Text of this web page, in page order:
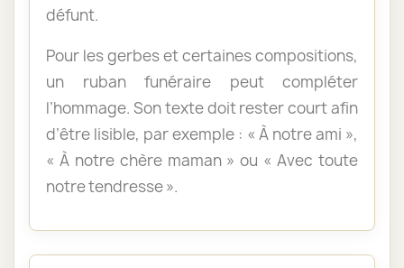
défunt.
Pour les gerbes et certaines compositions,
un ruban funéraire peut compléter
l’hommage. Son texte doit rester court afin
d’être lisible, par exemple : « À notre ami »,
« À notre chère maman » ou « Avec toute
notre tendresse ».